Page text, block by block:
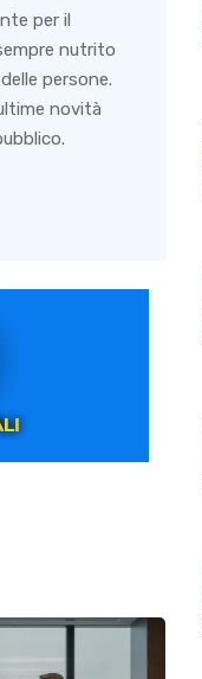
per il
nutrito
persone.
novità